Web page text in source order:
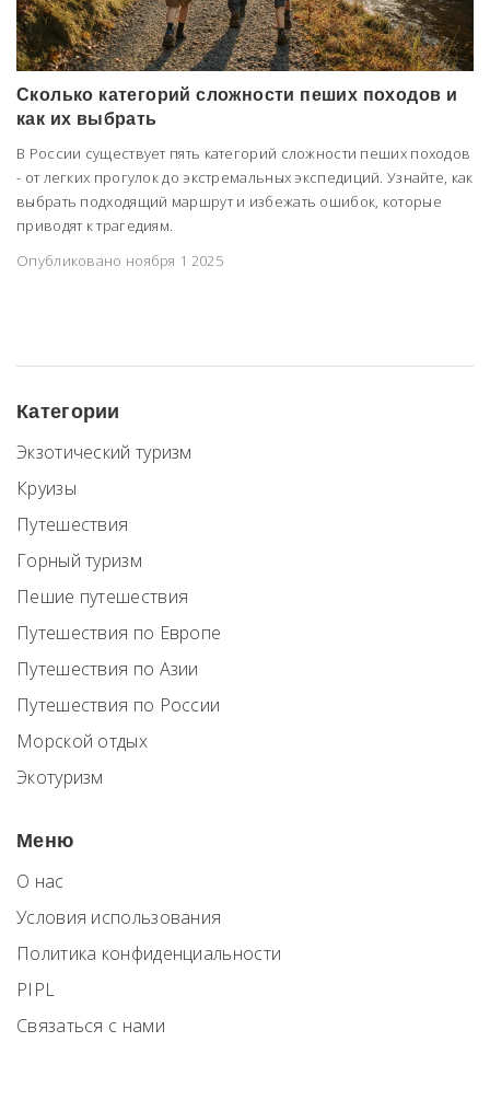
Сколько категорий сложности пеших походов и
как их выбрать
В России существует пять категорий сложности пеших походов
- от легких прогулок до экстремальных экспедиций. Узнайте, как
выбрать подходящий маршрут и избежать ошибок, которые
приводят к трагедиям.
Опубликовано ноября 1 2025
Категории
Экзотический туризм
Круизы
Путешествия
Горный туризм
Пешие путешествия
Путешествия по Европе
Путешествия по Азии
Путешествия по России
Морской отдых
Экотуризм
Меню
О нас
Условия использования
Политика конфиденциальности
PIPL
Связаться с нами